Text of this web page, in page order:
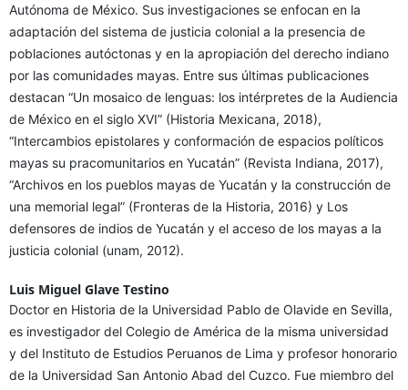
Autónoma de México. Sus investigaciones se enfocan en la
adaptación del sistema de justicia colonial a la presencia de
poblaciones autóctonas y en la apropiación del derecho indiano
por las comunidades mayas. Entre sus últimas publicaciones
destacan “Un mosaico de lenguas: los intérpretes de la Audiencia
de México en el siglo XVI” (Historia Mexicana, 2018),
“Intercambios epistolares y conformación de espacios políticos
mayas su pracomunitarios en Yucatán” (Revista Indiana, 2017),
“Archivos en los pueblos mayas de Yucatán y la construcción de
una memorial legal” (Fronteras de la Historia, 2016) y Los
defensores de indios de Yucatán y el acceso de los mayas a la
justicia colonial (unam, 2012).
Luis Miguel Glave Testino
Doctor en Historia de la Universidad Pablo de Olavide en Sevilla,
es investigador del Colegio de América de la misma universidad
y del Instituto de Estudios Peruanos de Lima y profesor honorario
de la Universidad San Antonio Abad del Cuzco. Fue miembro del